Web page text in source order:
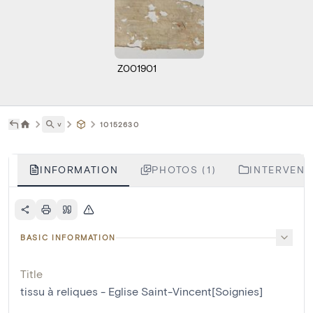
Z001901
˅ 10152630
INFORMATION PHOTOS (1)
BASIC INFORMATION
Title
tissu à reliques - Eglise Saint-Vincent[Soignies]